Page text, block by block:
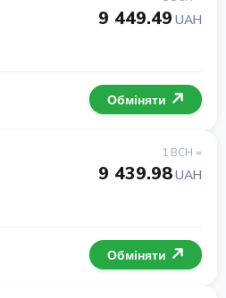
9 449.49 UAH
Обміняти
1 BCH =
9 439.98UAH
Обміняти